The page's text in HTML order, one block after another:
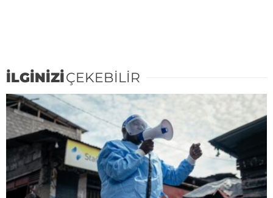
İLGİNİZİÇEKEBİLİR